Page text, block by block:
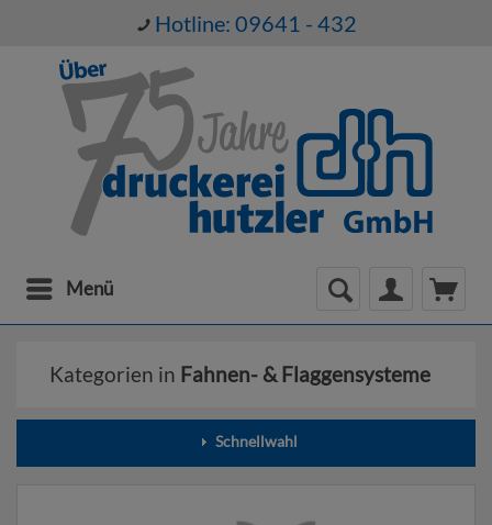
Hotline: 09641 - 432
Menü
Kategorien in Fahnen- & Flaggensysteme
Schnellwahl